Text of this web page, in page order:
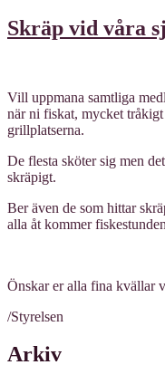
Skräp vid våra
Vill uppmana samtliga
när ni fiskat, mycket
grillplatserna.
De flesta sköter sig men
skräpigt.
Ber även de som hittar
alla åt kommer
Önskar er alla fina kvällar
/Styrelsen
Arkiv